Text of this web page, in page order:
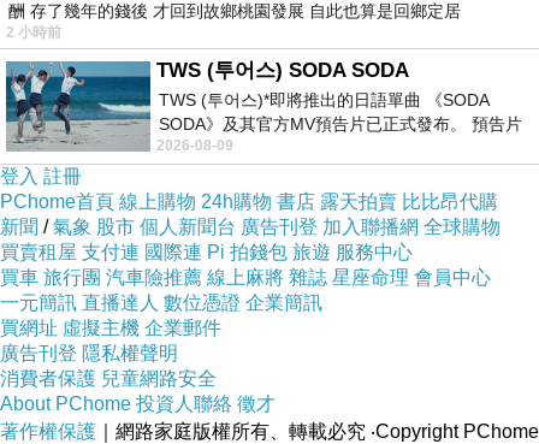
小雨
加油阿,人生難免有低潮的時候,
過去了就好了~
酬 存了幾年的錢後 才回到故鄉桃園發展 自此也算是回鄉定居
2 小時前
TWS (투어스) SODA SODA
TWS (투어스)*即將推出的日語單曲 《SODA
SODA》及其官方MV預告片已正式發布。 預告片
一經發布， 就引發了粉絲們對這次夏季回
2026-08-09
登入 註冊
PChome首頁 線上購物 24h購物 書店 露天拍賣 比比昂代購
新聞 /氣象 股市 個人新聞台 廣告刊登 加入聯播網 全球購物
買賣租屋 支付連 國際連 Pi 拍錢包 旅遊 服務中心
買車 旅行團 汽車險推薦 線上麻將 雜誌 星座命理 會員中心
一元簡訊 直播達人 數位憑證 企業簡訊
買網址 虛擬主機 企業郵件
廣告刊登 隱私權聲明
消費者保護 兒童網路安全
About PChome 投資人聯絡 徵才
著作權保護 ｜網路家庭版權所有、轉載必究 ‧Copyright PChome